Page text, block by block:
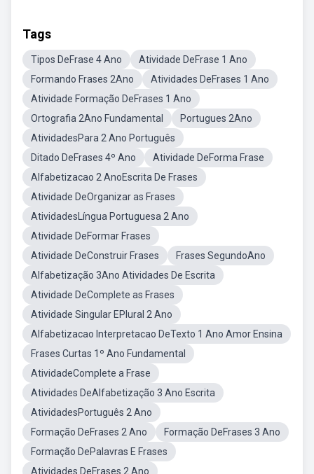
Tags
Tipos DeFrase 4 Ano
Atividade DeFrase 1 Ano
Formando Frases 2Ano
Atividades DeFrases 1 Ano
Atividade Formação DeFrases 1 Ano
Ortografia 2Ano Fundamental
Portugues 2Ano
AtividadesPara 2 Ano Português
Ditado DeFrases 4º Ano
Atividade DeForma Frase
Alfabetizacao 2 AnoEscrita De Frases
Atividade DeOrganizar as Frases
AtividadesLíngua Portuguesa 2 Ano
Atividade DeFormar Frases
Atividade DeConstruir Frases
Frases SegundoAno
Alfabetização 3Ano Atividades De Escrita
Atividade DeComplete as Frases
Atividade Singular EPlural 2 Ano
Alfabetizacao Interpretacao DeTexto 1 Ano Amor Ensina
Frases Curtas 1º Ano Fundamental
AtividadeComplete a Frase
Atividades DeAlfabetização 3 Ano Escrita
AtividadesPortuguês 2 Ano
Formação DeFrases 2 Ano
Formação DeFrases 3 Ano
Formação DePalavras E Frases
Atividades DeFrases 2 Ano